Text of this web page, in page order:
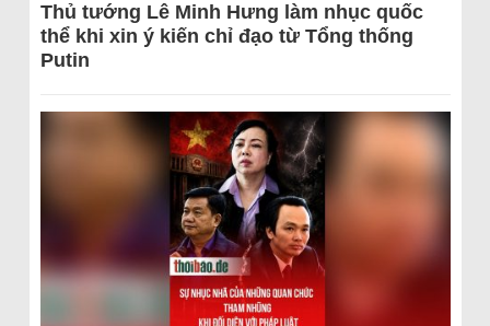
Thủ tướng Lê Minh Hưng làm nhục quốc
thể khi xin ý kiến chỉ đạo từ Tổng thống
Putin